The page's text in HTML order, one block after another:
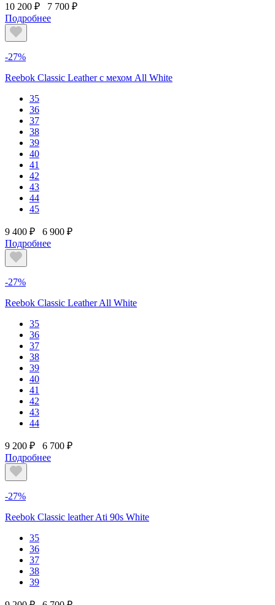
10 200 ₽
7 700 ₽
Подробнее
-27%
Reebok Classic Leather с мехом All White
35
36
37
38
39
40
41
42
43
44
45
9 400 ₽
6 900 ₽
Подробнее
-27%
Reebok Classic Leather All White
35
36
37
38
39
40
41
42
43
44
9 200 ₽
6 700 ₽
Подробнее
-27%
Reebok Classic leather Ati 90s White
35
36
37
38
39